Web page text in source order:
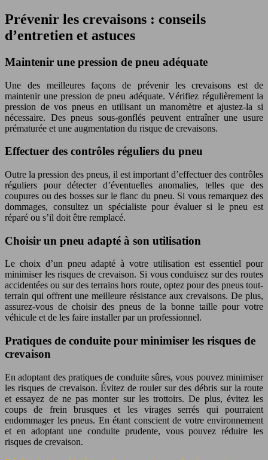
Prévenir les crevaisons : conseils
d’entretien et astuces
Maintenir une pression de pneu adéquate
Une des meilleures façons de prévenir les crevaisons est de
maintenir une pression de pneu adéquate. Vérifiez régulièrement la
pression de vos pneus en utilisant un manomètre et ajustez-la si
nécessaire. Des pneus sous-gonflés peuvent entraîner une usure
prématurée et une augmentation du risque de crevaisons.
Effectuer des contrôles réguliers du pneu
Outre la pression des pneus, il est important d’effectuer des contrôles
réguliers pour détecter d’éventuelles anomalies, telles que des
coupures ou des bosses sur le flanc du pneu. Si vous remarquez des
dommages, consultez un spécialiste pour évaluer si le pneu est
réparé ou s’il doit être remplacé.
Choisir un pneu adapté à son utilisation
Le choix d’un pneu adapté à votre utilisation est essentiel pour
minimiser les risques de crevaison. Si vous conduisez sur des routes
accidentées ou sur des terrains hors route, optez pour des pneus tout-
terrain qui offrent une meilleure résistance aux crevaisons. De plus,
assurez-vous de choisir des pneus de la bonne taille pour votre
véhicule et de les faire installer par un professionnel.
Pratiques de conduite pour minimiser les risques de
crevaison
En adoptant des pratiques de conduite sûres, vous pouvez minimiser
les risques de crevaison. Évitez de rouler sur des débris sur la route
et essayez de ne pas monter sur les trottoirs. De plus, évitez les
coups de frein brusques et les virages serrés qui pourraient
endommager les pneus. En étant conscient de votre environnement
et en adoptant une conduite prudente, vous pouvez réduire les
risques de crevaison.